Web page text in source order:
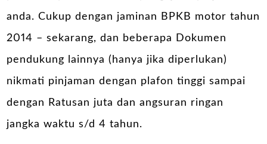
anda. Cukup dengan jaminan BPKB motor tahun
2014 – sekarang, dan beberapa Dokumen
pendukung lainnya (hanya jika diperlukan)
nikmati pinjaman dengan plafon tinggi sampai
dengan Ratusan juta dan angsuran ringan
jangka waktu s/d 4 tahun.